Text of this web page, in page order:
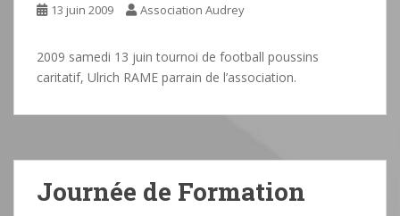
13 juin 2009 Association Audrey
2009 samedi 13 juin tournoi de football poussins
caritatif, Ulrich RAME parrain de l’association.
Journée de Formation